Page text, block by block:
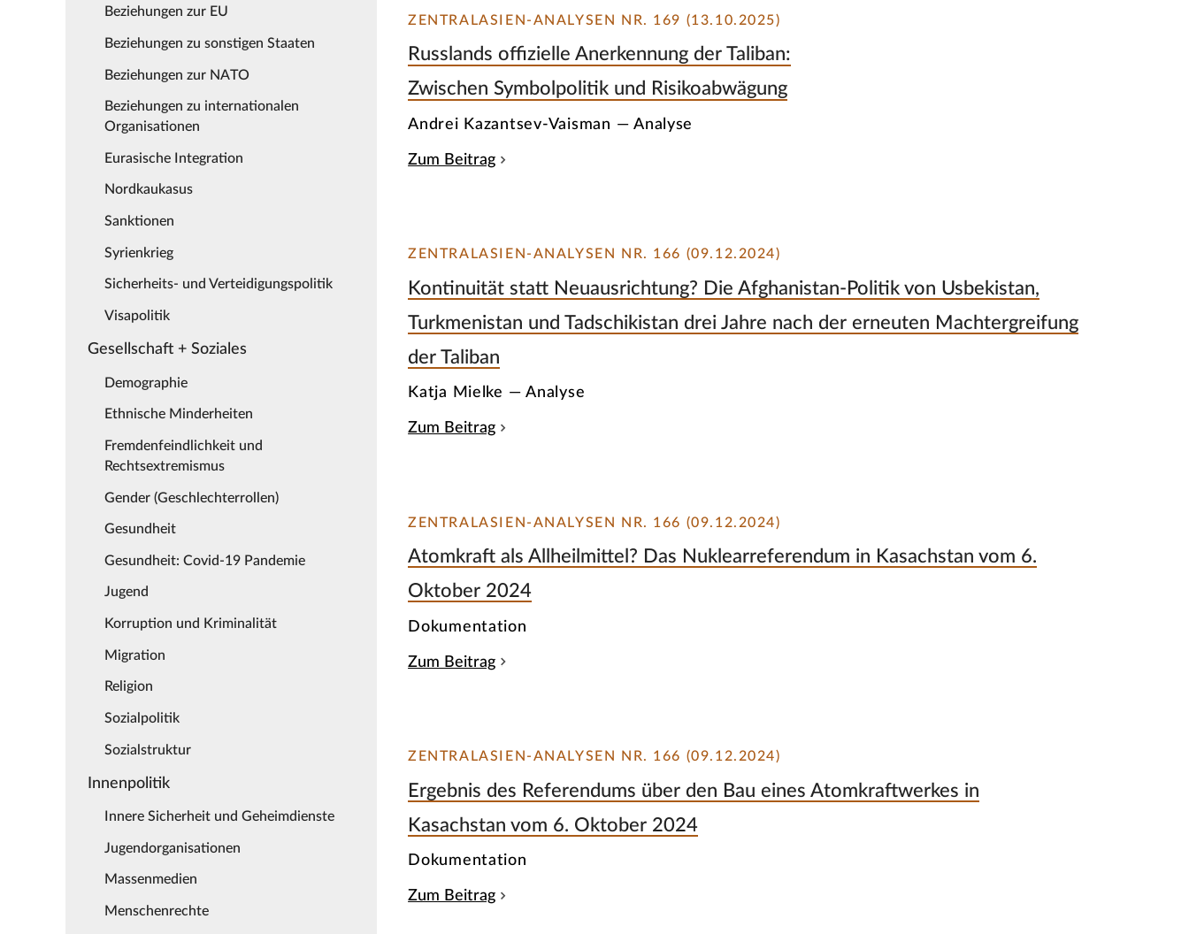
Beziehungen zur EU
Beziehungen zu sonstigen Staaten
Beziehungen zur NATO
Beziehungen zu internationalen
Organisationen
Eurasische Integration
Nordkaukasus
Sanktionen
Syrienkrieg
Sicherheits- und Verteidigungspolitik
Visapolitik
Gesellschaft + Soziales
Demographie
Ethnische Minderheiten
Fremdenfeindlichkeit und
Rechtsextremismus
Gender (Geschlechterrollen)
Gesundheit
Gesundheit: Covid-19 Pandemie
Jugend
Korruption und Kriminalität
Migration
Religion
Sozialpolitik
Sozialstruktur
Innenpolitik
Innere Sicherheit und Geheimdienste
Jugendorganisationen
Massenmedien
Menschenrechte
ZENTRALASIEN-ANALYSEN NR. 169 (13.10.2025)
Russlands offizielle Anerkennung der Taliban:
Zwischen Symbolpolitik und Risikoabwägung
Andrei Kazantsev-Vaisman — Analyse
Zum Beitrag
ZENTRALASIEN-ANALYSEN NR. 166 (09.12.2024)
Kontinuität statt Neuausrichtung? Die Afghanistan-Politik von Usbekistan,
Turkmenistan und Tadschikistan drei Jahre nach der erneuten Machtergreifung
der Taliban
Katja Mielke — Analyse
Zum Beitrag
ZENTRALASIEN-ANALYSEN NR. 166 (09.12.2024)
Atomkraft als Allheilmittel? Das Nuklearreferendum in Kasachstan vom 6.
Oktober 2024
Dokumentation
Zum Beitrag
ZENTRALASIEN-ANALYSEN NR. 166 (09.12.2024)
Ergebnis des Referendums über den Bau eines Atomkraftwerkes in
Kasachstan vom 6. Oktober 2024
Dokumentation
Zum Beitrag